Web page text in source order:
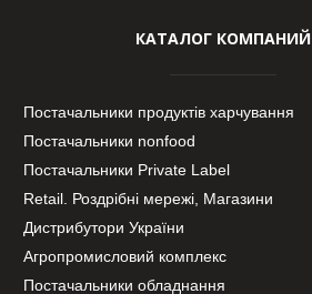
КАТАЛОГ КОМПАНИЙ
Постачальники продуктів харчування
Постачальники nonfood
Постачальники Private Label
Retail. Роздрібні мережі, Магазини
Дистрибутори України
Агропромисловий комплекс
Постачальники обладнання